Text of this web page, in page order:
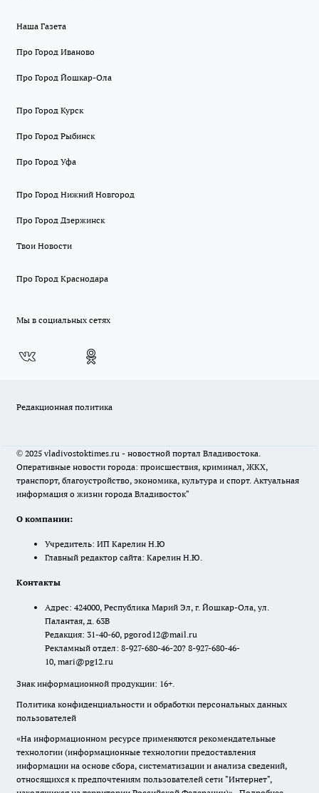
Наша Газета
Про Город Иваново
Про Город Йошкар-Ола
Про Город Курск
Про Город Рыбинск
Про Город Уфа
Про Город Нижний Новгород
Про Город Дзержинск
Твои Новости
Про Город Краснодара
Мы в социальных сетях
Редакционная политика
© 2025 vladivostoktimes.ru - новостной портал Владивостока.
Оперативные новости города: происшествия, криминал, ЖКХ,
транспорт, благоустройство, экономика, культура и спорт. Актуальная
информация о жизни города Владивосток"
О компании:
Учредитель: ИП Карелин Н.Ю
Главный редактор сайта: Карелин Н.Ю.
Контакты
Адрес: 424000, Республика Марий Эл, г. Йошкар-Ола, ул.
Палантая, д. 63В
Редакция: 31-40-60, pgorod12@mail.ru
Рекламный отдел: 8-927-680-46-20? 8-927-680-46-
10, mari@pg12.ru
Знак информационной продукции: 16+.
Политика конфиденциальности и обработки персональных данных
пользователей
«На информационном ресурсе применяются рекомендательные
технологии (информационные технологии предоставления
информации на основе сбора, систематизации и анализа сведений,
относящихся к предпочтениям пользователей сети "Интернет",